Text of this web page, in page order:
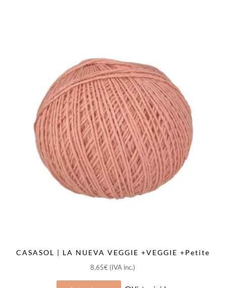
pueden
elegir
en
la
página
de
producto
Agotado
CASASOL | LA NUEVA VEGGIE +VEGGIE +Petite
8,65€ (IVA inc.)